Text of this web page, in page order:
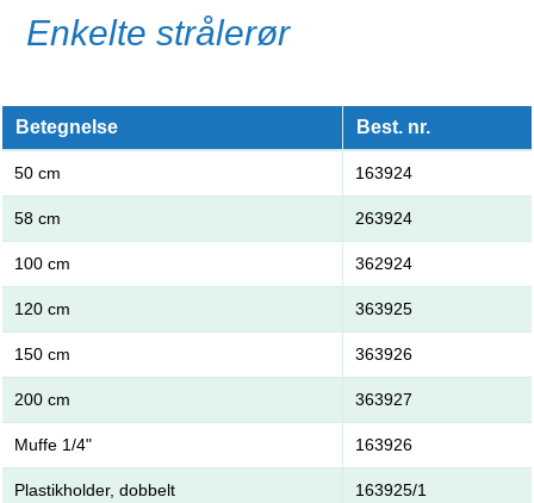
Enkelte strålerør
Betegnelse Best. nr.
50 cm 163924
58 cm 263924
100 cm 362924
120 cm 363925
150 cm 363926
200 cm 363927
Muffe 1/4" 163926
Plastikholder, dobbelt 163925/1